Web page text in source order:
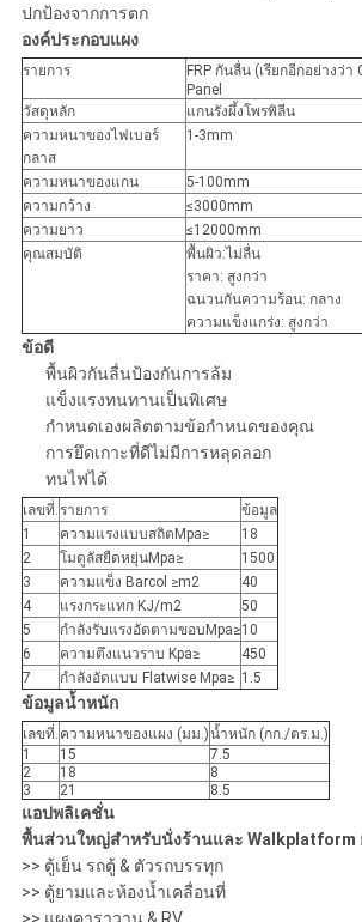
ปกป้องจากการตก
องค์ประกอบแผง
รายการ
FRP กันลื่น (เรียกอีกอย่างว่า
Panel
วัสดุหลัก
แกนรังผึ้งโพรพิลีน
ความหนาของไฟเบอร์
กลาส
1-3mm
ความหนาของแกน
5-100mm
ความกว้าง
≤3000mm
ความยาว
≤12000mm
คุณสมบัติ
พื้นผิว:ไม่ลื่น
ราคา: สูงกว่า
ฉนวนกันความร้อน: กลาง
ความแข็งแกร่ง: สูงกว่า
ข้อดี
พื้นผิวกันลื่นป้องกันการล้ม
แข็งแรงทนทานเป็นพิเศษ
กำหนดเองผลิตตามข้อกำหนดของคุณ
การยึดเกาะที่ดีไม่มีการหลุดลอก
ทนไฟได้
เลขที่. รายการ
ข้อมูล
1
ความแรงแบบสถิตMpa≥
18
2
โมดูลัสยืดหยุ่นMpa≥
1500
3
ความแข็ง Barcol ≥m2
40
4
แรงกระแทก KJ/m2
50
5
กำลังรับแรงอัดตามขอบMpa≥10
6
ความตึงแนวราบ Kpa≥
450
7
กำลังอัดแบบ Flatwise Mpa≥ 1.5
ข้อมูลน้ำหนัก
เลขที่. ความหนาของแผง (มม.)น้ำหนัก (กก./ตร.ม.)
1
15
7.5
2
18
8
3
21 8.5
แอปพลิเคชั่น
พื้นส่วนใหญ่สำหรับนั่งร้านและ Walkplatform
>> ตู้เย็น รถตู้ & ตัวรถบรรทุก
>> ตู้ยามและห้องน้ำเคลื่อนที่